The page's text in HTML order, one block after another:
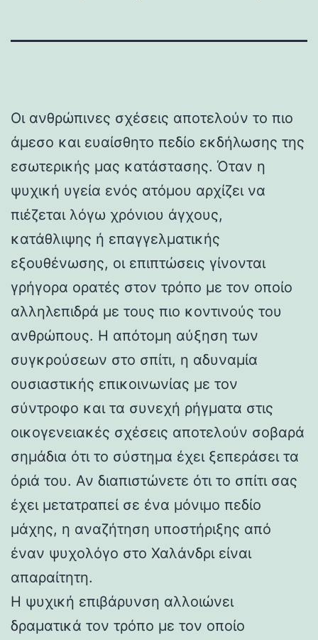
Οι ανθρώπινες σχέσεις αποτελούν το πιο
άμεσο και ευαίσθητο πεδίο εκδήλωσης της
εσωτερικής μας κατάστασης. Όταν η
ψυχική υγεία ενός ατόμου αρχίζει να
πιέζεται λόγω χρόνιου άγχους,
κατάθλιψης ή επαγγελματικής
εξουθένωσης, οι επιπτώσεις γίνονται
γρήγορα ορατές στον τρόπο με τον οποίο
αλληλεπιδρά με τους πιο κοντινούς του
ανθρώπους. Η απότομη αύξηση των
συγκρούσεων στο σπίτι, η αδυναμία
ουσιαστικής επικοινωνίας με τον
σύντροφο και τα συνεχή ρήγματα στις
οικογενειακές σχέσεις αποτελούν σοβαρά
σημάδια ότι το σύστημα έχει ξεπεράσει τα
όριά του. Αν διαπιστώνετε ότι το σπίτι σας
έχει μετατραπεί σε ένα μόνιμο πεδίο
μάχης, η αναζήτηση υποστήριξης από
έναν ψυχολόγο στο Χαλάνδρι είναι
απαραίτητη.
Η ψυχική επιβάρυνση αλλοιώνει
δραματικά τον τρόπο με τον οποίο